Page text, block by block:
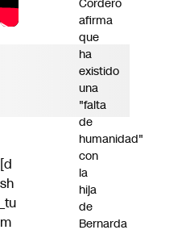
[d
sh
_tu
m
Cordero
afirma
que
ha
existido
una
"falta
de
humanidad"
con
la
hija
de
Bernarda